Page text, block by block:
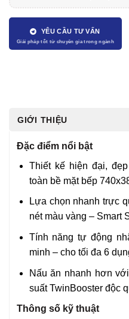
YÊU CẦU TƯ VẤN
GIỚI THIỆU
Đặc điểm nổi bật
Thiết kế hiện đại,
toàn bề mặt bếp
Lựa chọn nhanh trực
nét màu vàng – Smart
Tính năng tự động
minh – cho tối đa 6
Nấu ăn nhanh hơn
suất TwinBooster độc
Thông số kỹ thuật